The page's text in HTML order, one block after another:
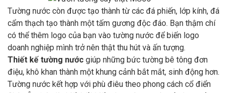
Tường nước còn được tạo thành từ các đá phiến, lớp kính, đá
cẩm thạch tạo thành một tấm gương độc đáo. Bạn thậm chí
có thể thêm logo của bạn vào tường nước để biến logo
doanh nghiệp mình trở nên thật thu hút và ấn tượng.
Thiết kế tường nước giúp những bức tường bê tông đơn
điệu, khô khan thành một khung cảnh bắt mắt, sinh động hơn.
Tường nước kết hợp với phù điêu theo phong cách cổ điển